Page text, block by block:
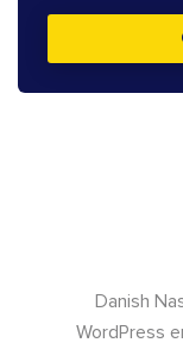
Danish
WordPress